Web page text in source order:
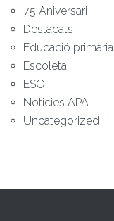
75 Aniversari
Destacats
Educació primària
Escoleta
ESO
Noticies APA
Uncategorized